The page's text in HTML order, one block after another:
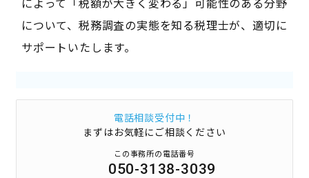
について、税務調査の実態を知る税理士が、適切に
サポートいたします。
電話相談受付中！
まずはお気軽にご相談ください
この事務所の電話番号
050-3138-3039